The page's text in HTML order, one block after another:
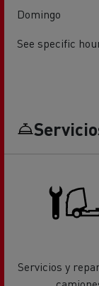
Domingo
See specific
Servicios y